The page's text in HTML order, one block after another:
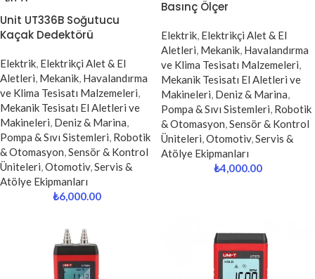
Unit UT336B Soğutucu
Kaçak Dedektörü
Elektrik, Elektrikçi Alet & El
Aletleri, Mekanik, Havalandırma
ve Klima Tesisatı Malzemeleri,
Mekanik Tesisatı El Aletleri ve
Makineleri, Deniz & Marina,
Pompa & Sıvı Sistemleri, Robotik
& Otomasyon,Sensör & Kontrol
Üniteleri,Otomotiv,Servis &
Atölye Ekipmanları
₺6,000.00
Basınç Ölçer
Elektrik, Elektrikçi Alet & El
Aletleri, Mekanik, Havalandırma
ve Klima Tesisatı Malzemeleri,
Mekanik Tesisatı El Aletleri ve
Makineleri, Deniz & Marina,
Pompa & Sıvı Sistemleri, Robotik
& Otomasyon,Sensör & Kontrol
Üniteleri,Otomotiv,Servis &
Atölye Ekipmanları
₺4,000.00